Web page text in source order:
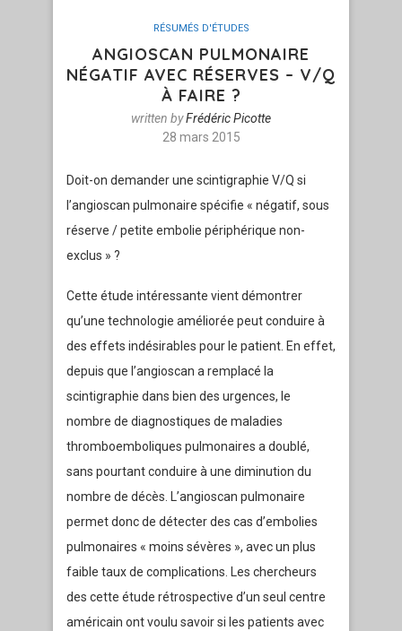
RÉSUMÉS D'ÉTUDES
ANGIOSCAN PULMONAIRE
NÉGATIF AVEC RÉSERVES – V/Q
À FAIRE ?
written byFrédéric Picotte
28 mars 2015
Doit-on demander une scintigraphie V/Q si
l’angioscan pulmonaire spécifie « négatif, sous
réserve / petite embolie périphérique non-
exclus » ?
Cette étude intéressante vient démontrer
qu’une technologie améliorée peut conduire à
des effets indésirables pour le patient. En effet,
depuis que l’angioscan a remplacé la
scintigraphie dans bien des urgences, le
nombre de diagnostiques de maladies
thromboemboliques pulmonaires a doublé,
sans pourtant conduire à une diminution du
nombre de décès. L’angioscan pulmonaire
permet donc de détecter des cas d’embolies
pulmonaires « moins sévères », avec un plus
faible taux de complications. Les chercheurs
des cette étude rétrospective d’un seul centre
américain ont voulu savoir si les patients avec